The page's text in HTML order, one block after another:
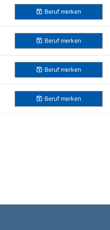
Beruf merken
Beruf merken
Beruf merken
Beruf merken